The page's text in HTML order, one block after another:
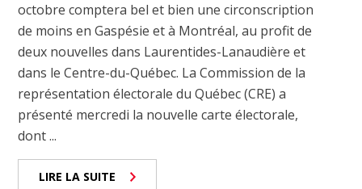
octobre comptera bel et bien une circonscription
de moins en Gaspésie et à Montréal, au profit de
deux nouvelles dans Laurentides-Lanaudière et
dans le Centre-du-Québec. La Commission de la
représentation électorale du Québec (CRE) a
présenté mercredi la nouvelle carte électorale,
dont ...
LIRE LA SUITE